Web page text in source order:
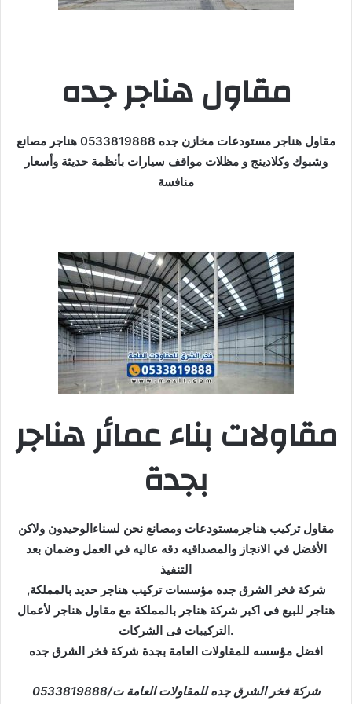
مقاول هناجر جده
مقاول هناجر مستودعات مخازن جده 0533819888 هناجر مصانع
وشبوك وكلادينج و مظلات مواقف سيارات بأنظمة حديثة وأسعار
منافسة
مقاولات بناء عمائر هناجر
بجدة
مقاول تركيب هناجرمستودعات ومصانع نحن لسناءالوحيدون ولاكن
الأفضل في الانجاز والمصداقيه دقه عاليه في العمل وضمان بعد
التنفيذ
شركة فخر الشرق جده مؤسسات تركيب هناجر حديد بالمملكة,
هناجر للبيع فى اكبر شركة هناجر بالمملكة مع مقاول هناجر لأعمال
التركيبات فى الشركات.
افضل مؤسسه للمقاولات العامة بجدة شركة فخر الشرق جده
شركة فخر الشرق جده للمقاولات العامة ت/0533819888